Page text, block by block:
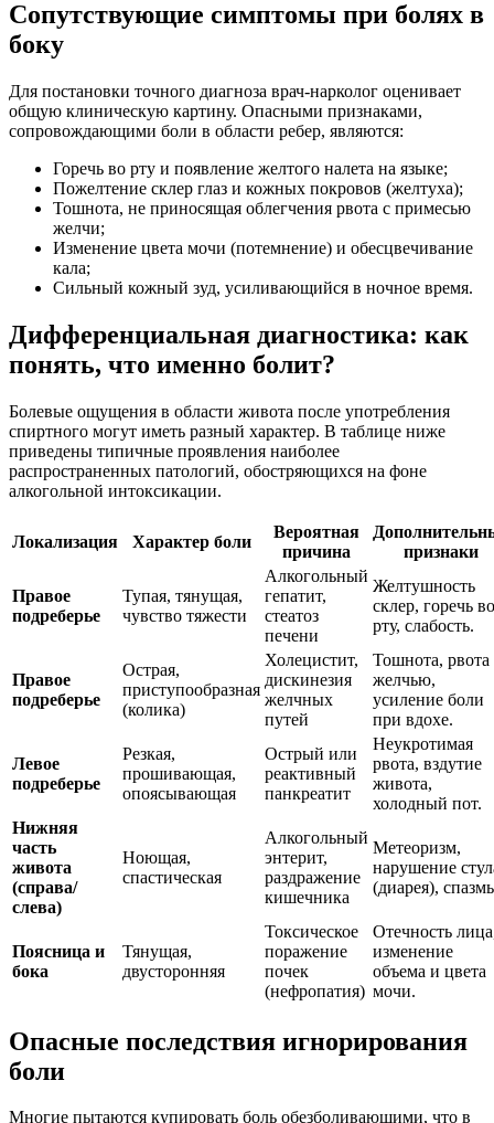
Сопутствующие симптомы при болях в
боку
Для постановки точного диагноза врач-нарколог оценивает
общую клиническую картину. Опасными признаками,
сопровождающими боли в области ребер, являются:
Горечь во рту и появление желтого налета на языке;
Пожелтение склер глаз и кожных покровов (желтуха);
Тошнота, не приносящая облегчения рвота с примесью
желчи;
Изменение цвета мочи (потемнение) и обесцвечивание
кала;
Сильный кожный зуд, усиливающийся в ночное время.
Дифференциальная диагностика: как
понять, что именно болит?
Болевые ощущения в области живота после употребления
спиртного могут иметь разный характер. В таблице ниже
приведены типичные проявления наиболее
распространенных патологий, обостряющихся на фоне
алкогольной интоксикации.
Локализация Характер боли
Вероятная
причина
признаки
Правое
подреберье
Тупая, тянущая,
чувство тяжести
Алкогольный
гепатит,
стеатоз
печени
Желтушность
склер, горечь во
рту, слабость.
Правое
подреберье
Острая,
приступообразная
(колика)
Холецистит,
дискинезия
желчных
путей
Тошнота, рвота
желчью,
усиление боли
при вдохе.
Левое
подреберье
Резкая,
прошивающая,
опоясывающая
Острый или
реактивный
панкреатит
Неукротимая
рвота, вздутие
живота,
холодный пот.
Нижняя
часть
живота
(справа/
слева)
Ноющая,
спастическая
Алкогольный
энтерит,
раздражение
кишечника
Метеоризм,
нарушение
(диарея),
Поясница и
бока
Тянущая,
двусторонняя
Токсическое
поражение
почек
(нефропатия)
Отечность
изменение
объема и цвета
мочи.
Опасные последствия игнорирования
боли
Многие пытаются купировать боль обезболивающими, что в